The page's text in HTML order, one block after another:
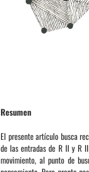
Resumen
El presente artículo busca
de las entradas de R II y R
movimiento, al punto de